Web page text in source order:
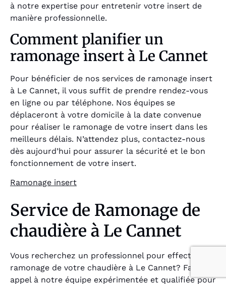
à notre expertise pour entretenir votre insert de
manière professionnelle.
Comment planifier un
ramonage insert à Le Cannet
Pour bénéficier de nos services de ramonage insert
à Le Cannet, il vous suffit de prendre rendez-vous
en ligne ou par téléphone. Nos équipes se
déplaceront à votre domicile à la date convenue
pour réaliser le ramonage de votre insert dans les
meilleurs délais. N’attendez plus, contactez-nous
dès aujourd’hui pour assurer la sécurité et le bon
fonctionnement de votre insert.
Ramonage insert
Service de Ramonage de
chaudière à Le Cannet
Vous recherchez un professionnel pour effectuer le
ramonage de votre chaudière à Le Cannet? Faites
appel à notre équipe expérimentée et qualifiée pour